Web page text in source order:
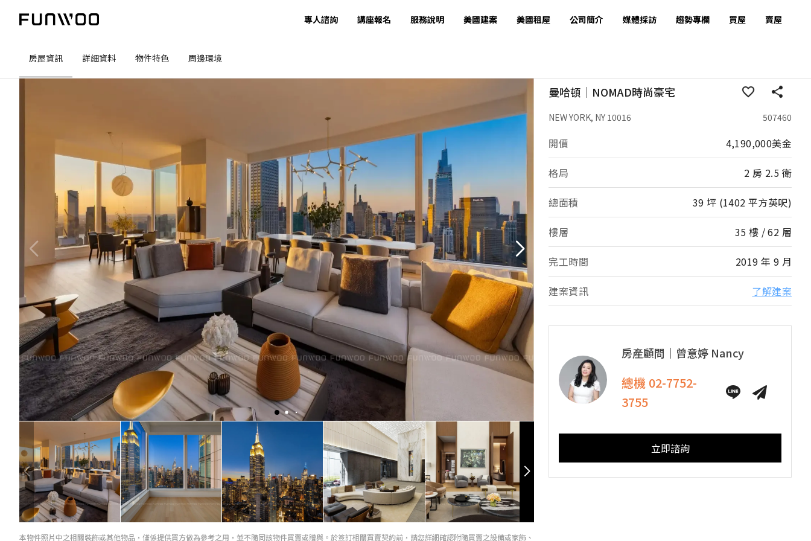
房屋資訊 詳細資料 物件特色 周邊環境
本物件照片中之相關裝飾或其他物品，僅係提供買方做為參考之用，並不隨同該物件買賣或贈與。於簽訂相關買賣契約前，請您詳細確認附隨買賣之設備或家飾、
曼哈頓｜NOMAD時尚豪宅
NEW YORK, NY 10016 507460
開價 4,190,000美金
格局 2 房 2.5 衛
總面積 39 坪 (1402 平方英呎)
樓層 35 樓 / 62 層
完工時間 2019 年 9 月
建案資訊 了解建案
房產顧問｜ 曾意婷 Nancy
總機 02-7752-
3755
立即諮詢
專人諮詢 講座報名 服務說明 美國建案 美國租屋 公司簡介 媒體採訪 趨勢專欄 買屋 賣屋